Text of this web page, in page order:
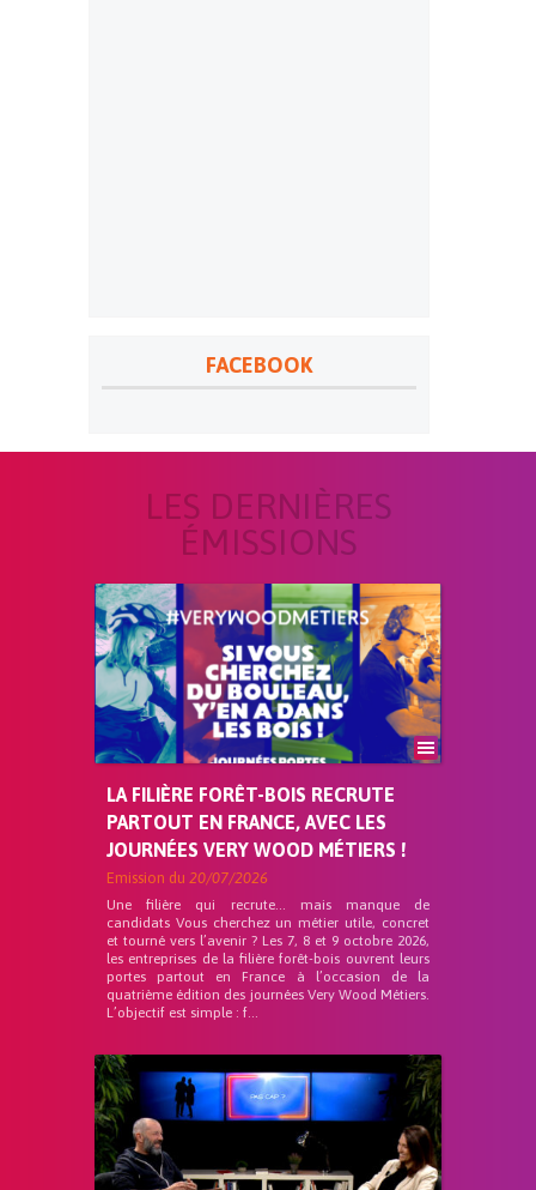
FACEBOOK
LES DERNIÈRES
ÉMISSIONS
LA FILIÈRE FORÊT-BOIS RECRUTE
PARTOUT EN FRANCE, AVEC LES
JOURNÉES VERY WOOD MÉTIERS !
Emission du 20/07/2026
Une filière qui recrute… mais manque de
candidats Vous cherchez un métier utile, concret
et tourné vers l’avenir ? Les 7, 8 et 9 octobre 2026,
les entreprises de la filière forêt-bois ouvrent leurs
portes partout en France à l’occasion de la
quatrième édition des journées Very Wood Métiers.
L’objectif est simple : f...